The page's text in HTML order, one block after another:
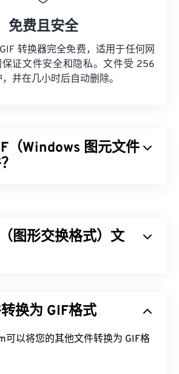
免费且安全
转换器完全免费，适用于任何网
证文件安全和隐私。文件受 256
并在几小时后自动删除。
（Windows 图元文件
图形数据。WMF 是 32 位增强型
(EMF) 的 16 位前身。
上通过兼容的图像程序（例如
Suite ）
轻松打开。另一个可以
上打开 WMF 的流行程序是
图形交换格式）文
不同，GIF 采用无损压缩
，并支持
回复以及经常在互联网上疯传的表
换为 GIF格式
可以将您的其他文件转换为 GIF格